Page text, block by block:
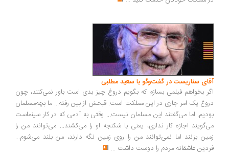
سناریست در گفت‌وگو با سعید مطلبی
بخواهم فیلمی بسازم که بگویم دروغ چیز بدی است باور نمی‌کنند، چون
یک امر جاری در این مملکت است. قبحش از بین رفته... ما بچه‌مسلمان
اما می‌گفتند این مسلمان نیست... وقتی به آدمی که در کار سینماست
اجازه کار نداری، یعنی با شکنجه او را می‌کشند... می‌توانند من را
بزنند اما نمی‌توانند من را روی زمین نگه دارند، من بلند می‌شوم...
عاشقانه مردم را دوست داشت ...